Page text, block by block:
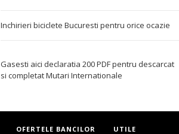
Inchirieri biciclete Bucuresti pentru orice ocazie
Gasesti aici declaratia 200 PDFpentru descarcat
si completatMutari Internationale
OFERTELE BANCILOR UTILE